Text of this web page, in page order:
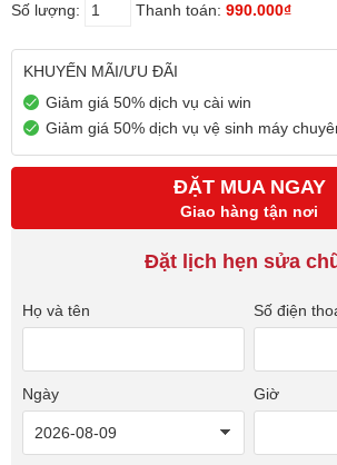
Số lượng: Thanh toán: 990.000₫
KHUYẾN MÃI/ƯU ĐÃI
Giảm giá 50% dịch vụ cài win
Giảm giá 50% dịch vụ vệ sinh máy
ĐẶT MUA NGAY
Giao hàng tận nơi
Đặt lịch hẹn sửa
Họ và tên Số điện
Ngày Giờ